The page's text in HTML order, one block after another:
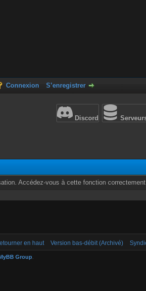
Connexion S’enregistrer
Discord
Accédez-vous à cette fonction
en haut Version bas-débit (Archivé)
Group